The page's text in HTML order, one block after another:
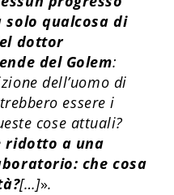
solo qualcosa di
dottor
del Golem:
dell’uomo di
essere i
cose attuali?
ridotto a una
che cosa
[…]».